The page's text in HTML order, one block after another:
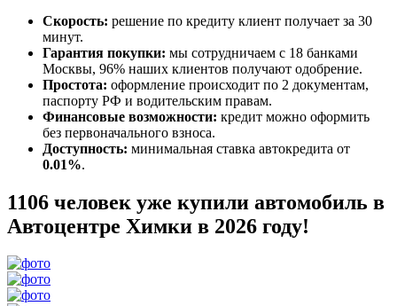
Скорость: решение по кредиту клиент получает за 30
минут.
Гарантия покупки: мы сотрудничаем с 18 банками
Москвы, 96% наших клиентов получают одобрение.
Простота: оформление происходит по 2 документам,
паспорту РФ и водительским правам.
Финансовые возможности: кредит можно оформить
без первоначального взноса.
Доступность: минимальная ставка автокредита от
0.01%.
1106 человек уже купили автомобиль в
Автоцентре Химки в 2026 году!